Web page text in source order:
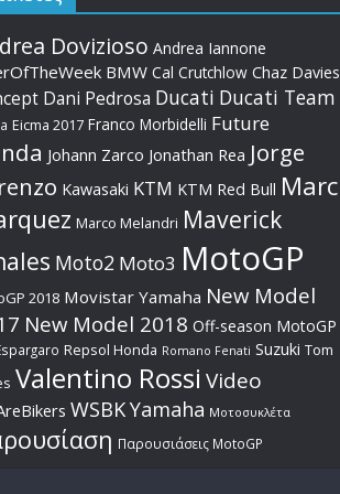
Dovizioso Andrea Iannone
BMW Cal Crutchlow Chaz Davies
Dani Pedrosa Ducati Ducati Team
Eicma 2017 Franco Morbidelli Future
Johann Zarco Jonathan Rea Jorge
Kawasaki KTM KTM Red Bull Marc
Marco Melandri Maverick
Moto2 Moto3 MotoGP
2018 Movistar Yamaha New Model
New Model 2018 Off-season MotoGP
Repsol Honda Romano Fenati Suzuki Tom
Valentino Rossi Video
WSBKYamaha Μοτοσυκλέτα
Παρουσιάσεις MotoGP